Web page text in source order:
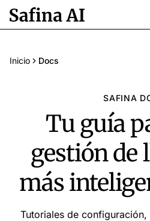
Inicio Docs
SAFINA
Tu guía
gestión de
más
Tutoriales de